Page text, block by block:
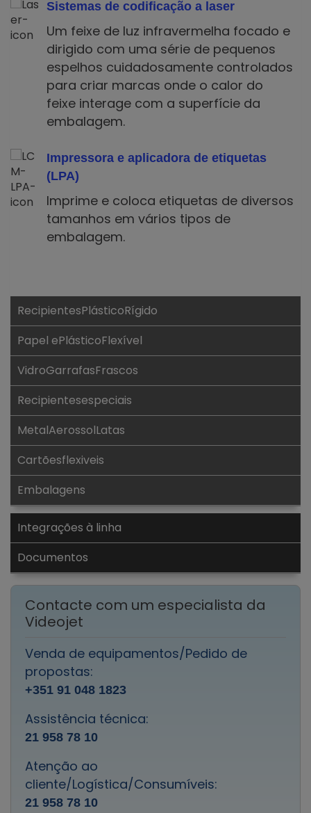
Sistemas de codificação a laser
Um feixe de luz infravermelha focado e
dirigido com uma série de pequenos
espelhos cuidadosamente controlados
para criar marcas onde o calor do
feixe interage com a superfície da
embalagem.
Impressora e aplicadora de etiquetas
(LPA)
Imprime e coloca etiquetas de diversos
tamanhos em vários tipos de
embalagem.
RecipientesPlásticoRígido
Papel ePlásticoFlexível
VidroGarrafasFrascos
Recipientesespeciais
MetalAerossolLatas
Cartõesflexiveis
Embalagens
Integrações à linha
Documentos
Contacte com um especialista da
Videojet
Venda de equipamentos/Pedido de
propostas:
+351 91 048 1823
Assistência técnica:
21 958 78 10
Atenção ao
cliente/Logística/Consumíveis:
21 958 78 10